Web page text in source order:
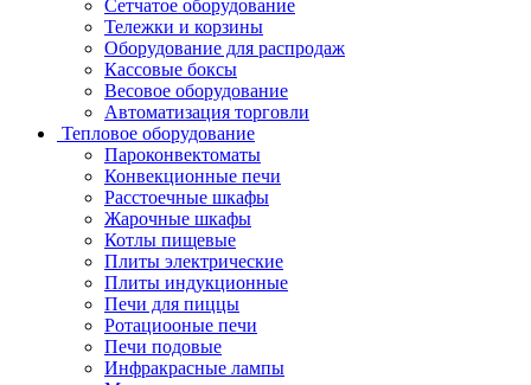
Сетчатое оборудование
Тележки и корзины
Оборудование для распродаж
Кассовые боксы
Весовое оборудование
Автоматизация торговли
Тепловое оборудование
Пароконвектоматы
Конвекционные печи
Расстоечные шкафы
Жарочные шкафы
Котлы пищевые
Плиты электрические
Плиты индукционные
Печи для пиццы
Ротациооные печи
Печи подовые
Инфракрасные лампы